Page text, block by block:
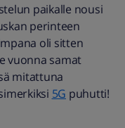
paikalle nousi
perinteen
oli sitten
vuonna samat
mitattuna
5G puhutti!